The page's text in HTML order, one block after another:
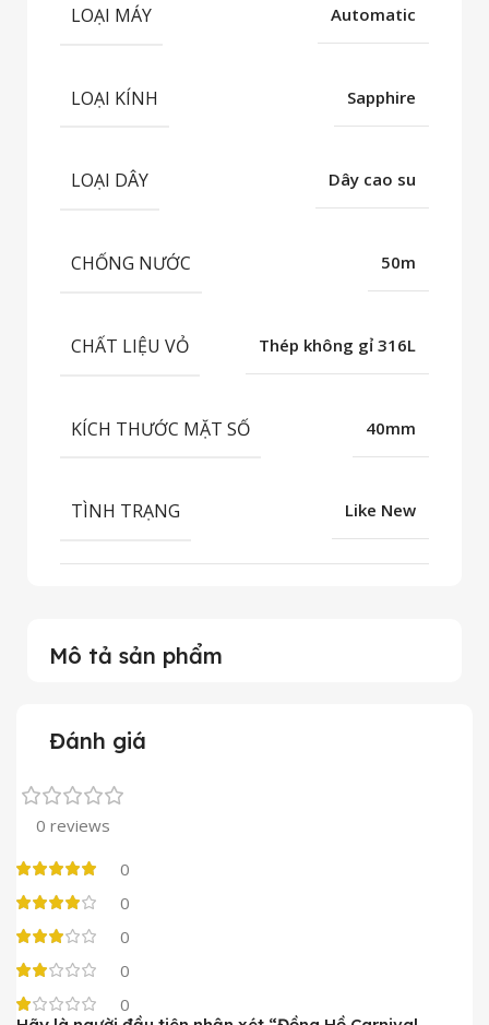
Mô tả sản phẩm
LOẠI MÁY Automatic
LOẠI KÍNH Sapphire
LOẠI DÂY Dây cao su
CHỐNG NƯỚC 50m
CHẤT LIỆU VỎ Thép không gỉ 316L
KÍCH THƯỚC MẶT SỐ 40mm
TÌNH TRẠNG Like New
Đánh giá
0 reviews
0
0
0
0
0